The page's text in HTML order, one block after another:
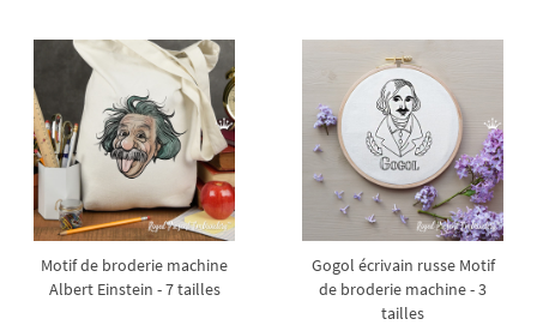
Motif de broderie machine
Albert Einstein - 7 tailles
Gogol écrivain russe Motif
de broderie machine - 3
tailles